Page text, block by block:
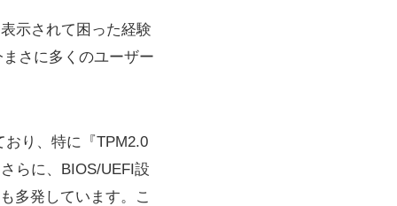
示されて困った経験
さに多くのユーザー
り、特に『TPM2.0
らに、BIOS/UEFI設
多発しています。こ